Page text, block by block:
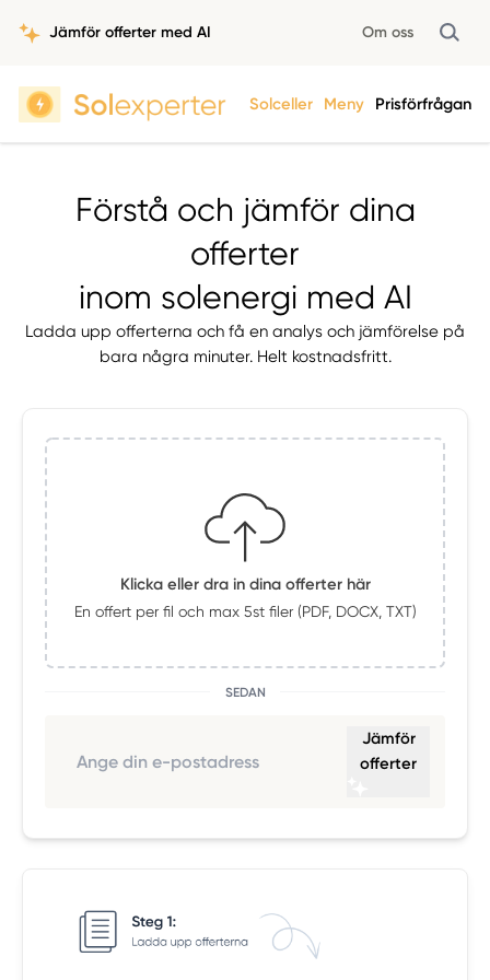
Jämför offerter med AI Om oss
Solceller Meny Prisförfrågan
Förstå och jämför dina
offerter
inom solenergi med AI
Ladda upp offerterna och få en analys och jämförelse på
bara några minuter. Helt kostnadsfritt.
Klicka eller dra in dina offerter här
En offert per fil och max 5st filer (PDF, DOCX, TXT)
SEDAN
Jämför
offerter